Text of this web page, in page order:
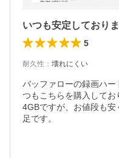
いつも安定しており
5
耐久性 ： 壊れにくい
バッファローの録画ハ
つもこちらを購入してお
4GBですが、お値段も
足です。